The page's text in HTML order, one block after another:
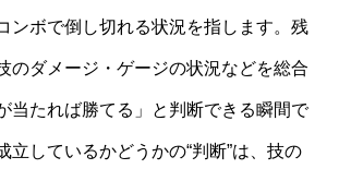
ンボで倒し切れる状況を指します。残
のダメージ・ゲージの状況などを総合
当たれば勝てる」と判断できる瞬間で
立しているかどうかの“判断”は、技の